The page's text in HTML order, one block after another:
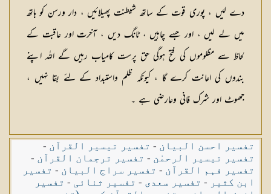
دے لیں ، پوری قوت کے ساتھ شیطنت پھیلائیں ، دار ورسن کو ہاتھ
میں لے لیں ، اور جسے چاہیں ، ٹانگ دیں ، آخرت اور عاقبت کے
لحاظ سے مظلوموں کی فتح ہوگی حق پرست کامیاب رہیں گے اللہ اپنے
بندوں کی اعانت کرے گا ، کیونکہ ظلم واستبداد کے لئے بقا نہیں ،
جھوٹ اور شرک فانی وعارضی ہے ۔
تفسیر احسن البیان - تفسیر تیسیر القرآن -
تفسیر تیسیر الرحمٰن - تفسیر ترجمان القرآن -
تفسیر فہم القرآن - تفسیر سراج البیان - تفسیر
ابن کثیر - تفسیر سعدی - تفسیر ثنائی - تفسیر